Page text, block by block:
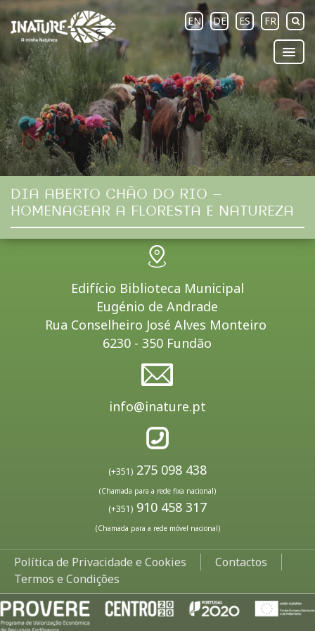
EN DE ES FR
DIA ABERTO CHÃO DO RIO –
HOMENAGEAR A FLORESTA E NATUREZA
Edifício Biblioteca Municipal
Eugénio de Andrade
Rua Conselheiro José Alves Monteiro
6230 - 350 Fundão
info@inature.pt
(+351) 275 098 438
(Chamada para a rede fixa nacional)
(+351) 910 458 317
(Chamada para a rede móvel nacional)
Política de Privacidade e Cookies
Contactos
Termos e Condições